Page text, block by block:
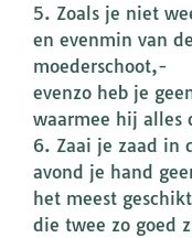
5. Zoals je niet
en evenmin van
moederschoot,-
evenzo heb je
waarmee hij alles
6. Zaai je zaad in
avond je hand
het meest
die twee zo goed